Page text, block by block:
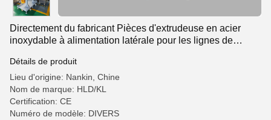
Directement du fabricant Pièces d'extrudeuse en acier
inoxydable à alimentation latérale pour les lignes de
Détails de produit
Lieu d'origine: Nankin, Chine
Nom de marque: HLD/KL
Certification: CE
Numéro de modèle: DIVERS